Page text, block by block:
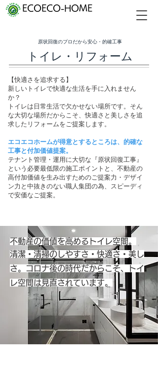
ECOECO-HOME
​原状回復のプロだから安心・的確工事
トイレ・リフォーム
【快適さを追求する】
新しいトイレで快適な生活を手に入れません
か？
トイレは日常生活で欠かせない場所です。そん
な大切な場所だからこそ、快適さと美しさを追
求したリフォームをご提案します。
​エコエコホームが得意とするところは、的確な
工事と付加価値提案。
テナント管理・運用に大切な『原状回復工事』
という必要最低限の施工ポイントと、不動産の
高付加価値を生み出すためのご提案力・デザイ
ン力と中抜きのない職人集団の為、スピーディ
で安価なご提案。​
不動産の価値を高めるトイレ空間。
​清潔・清掃のしやすさ・快適さ・美し
さ。コロナ後の時代だからこそ、トイ
レ空間は見直されています。